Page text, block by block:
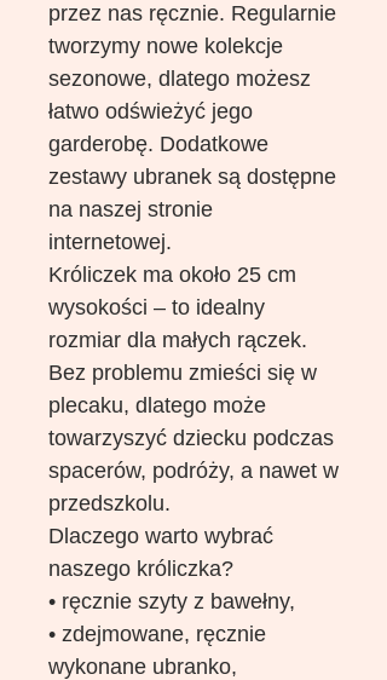
przez nas ręcznie. Regularnie
tworzymy nowe kolekcje
sezonowe, dlatego możesz
łatwo odświeżyć jego
garderobę. Dodatkowe
zestawy ubranek są dostępne
na naszej stronie
internetowej.
Króliczek ma około 25 cm
wysokości – to idealny
rozmiar dla małych rączek.
Bez problemu zmieści się w
plecaku, dlatego może
towarzyszyć dziecku podczas
spacerów, podróży, a nawet w
przedszkolu.
Dlaczego warto wybrać
naszego króliczka?
• ręcznie szyty z bawełny,
• zdejmowane, ręcznie
wykonane ubranko,